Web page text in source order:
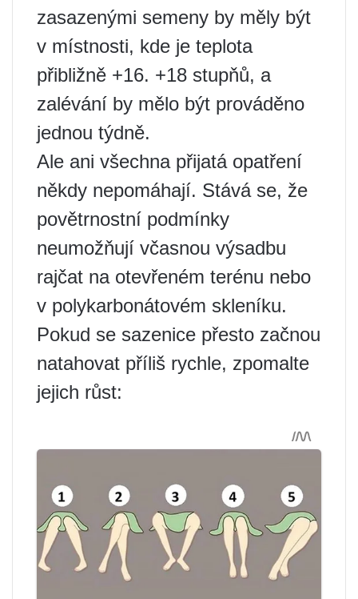
zasazenými semeny by měly být
v místnosti, kde je teplota
přibližně +16. +18 stupňů, a
zalévání by mělo být prováděno
jednou týdně.
Ale ani všechna přijatá opatření
někdy nepomáhají. Stává se, že
povětrnostní podmínky
neumožňují včasnou výsadbu
rajčat na otevřeném terénu nebo
v polykarbonátovém skleníku.
Pokud se sazenice přesto začnou
natahovat příliš rychle, zpomalte
jejich růst: